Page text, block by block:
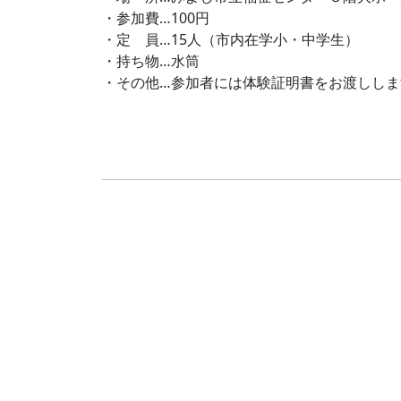
・参加費…100円
・定 員…15人（市内在学小・中学生）
・持ち物…水筒
・その他…参加者には体験証明書をお渡しし